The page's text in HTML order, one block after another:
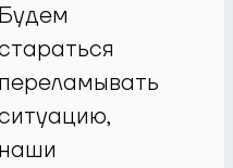
Будем
переламывать
наши